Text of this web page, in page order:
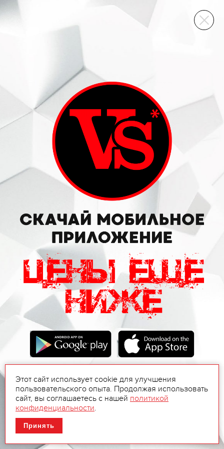
ВИННЫЙ СКЛАД
Этот сайт использует cookie для улучшения
пользовательского опыта. Продолжая использовать
сайт, вы соглашаетесь с нашей политикой
конфиденциальности.
Принять